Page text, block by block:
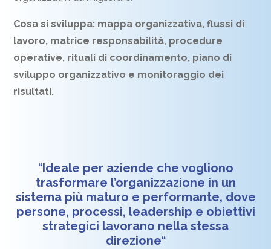
Cosa si sviluppa: mappa organizzativa, flussi di
lavoro, matrice responsabilità, procedure
operative, rituali di coordinamento, piano di
sviluppo organizzativo e monitoraggio dei
risultati.
“Ideale per aziende che vogliono
trasformare l’organizzazione in un
sistema più maturo e performante, dove
persone, processi, leadership e obiettivi
strategici lavorano nella stessa
direzione“